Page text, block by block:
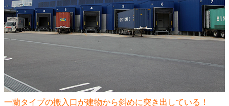
一蘭タイプの搬入口が建物から斜めに突き出している！